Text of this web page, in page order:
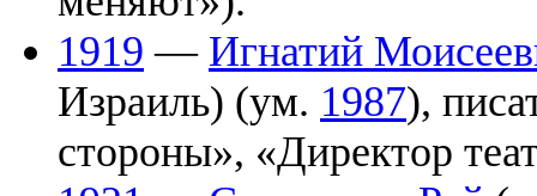
1919 — Игнатий
Израиль) (ум. 1987),
стороны», «Директор